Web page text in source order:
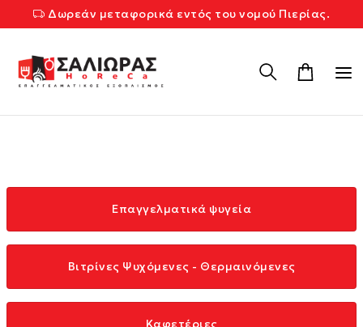
Δωρεάν μεταφορικά εντός του νομού Πιερίας.
Επαγγελματικά ψυγεία
Βιτρίνες Ψυχόμενες - Θερμαινόμενες
Καφετέριες